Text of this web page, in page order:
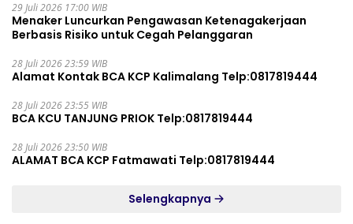
29 Juli 2026 17:00 WIB
Menaker Luncurkan Pengawasan Ketenagakerjaan
Berbasis Risiko untuk Cegah Pelanggaran
28 Juli 2026 23:59 WIB
Alamat Kontak BCA KCP Kalimalang Telp:0817819444
28 Juli 2026 23:55 WIB
BCA KCU TANJUNG PRIOK Telp:0817819444
28 Juli 2026 23:50 WIB
ALAMAT BCA KCP Fatmawati Telp:0817819444
Selengkapnya